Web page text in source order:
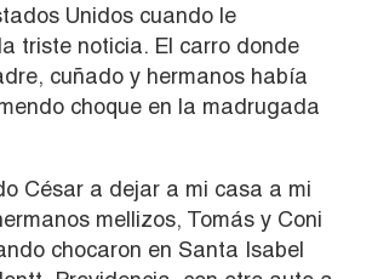
Unidos cuando le
triste noticia. El carro donde
cuñado y hermanos había
choque en la madrugada
César a dejar a mi casa a mi
mellizos, Tomás y Coni
chocaron en Santa Isabel